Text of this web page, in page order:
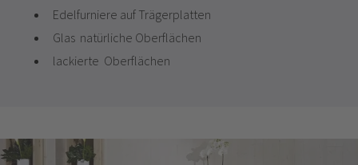
Edelfurniere auf Trägerplatten
Glas natürliche Oberflächen
lackierte Oberflächen